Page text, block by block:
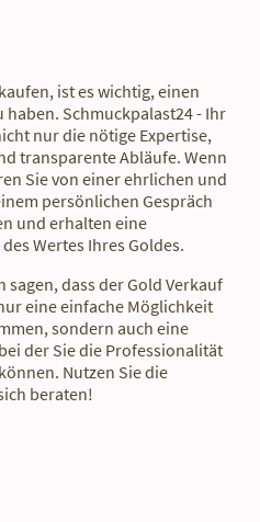
ist es wichtig, einen
haben. Schmuckpalast24 - Ihr
nur die nötige Expertise,
transparente Abläufe. Wenn
Sie von einer ehrlichen und
persönlichen Gespräch
und erhalten eine
Wertes Ihres Goldes.
dass der Gold Verkauf
eine einfache Möglichkeit
sondern auch eine
der Sie die Professionalität
Nutzen Sie die
beraten!